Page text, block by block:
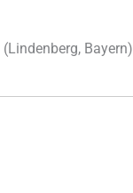
(Lindenberg, Bayern)